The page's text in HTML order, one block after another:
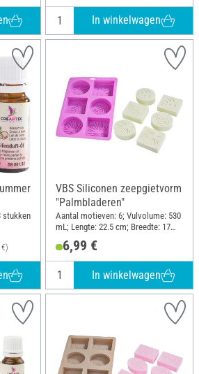
In winkelwagen
stukken
VBS Siliconen zeepgietvorm
"Palmbladeren"
Aantal motieven: 6; Vulvolume: 530
mL; Lengte: 22.5 cm; Breedte: 17
cm; Materiaal: Siliconen
6,99 €
In winkelwagen